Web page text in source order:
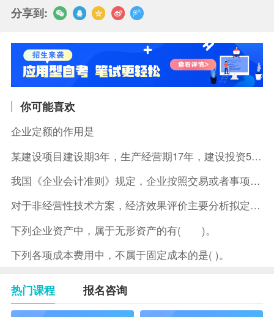
分享到:
你可能喜欢
企业定额的作用是
某建设项目建设期3年，生产经营期17年，建设投资5500万元
我国《企业会计准则》规定，企业按照交易或者事项的经济特征确定
对于非经营性技术方案，经济效果评价主要分析拟定方案的( )。
下列企业资产中，属于无形资产的有( )。
下列各项成本费用中，不属于固定成本的是( )。
热门课程 报名咨询